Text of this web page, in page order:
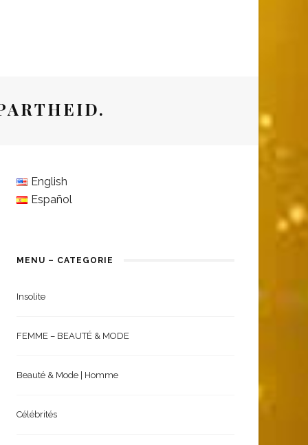
English
Español
MENU – CATEGORIE
Insolite
FEMME – BEAUTÉ & MODE
Beauté & Mode | Homme
Célébrités